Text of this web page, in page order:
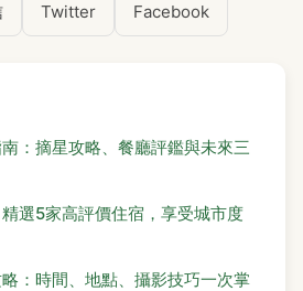
Twitter Facebook
：摘星攻略、餐廳評鑑與未來三
選5家高評價住宿，享受城市度
：時間、地點、攝影技巧一次掌